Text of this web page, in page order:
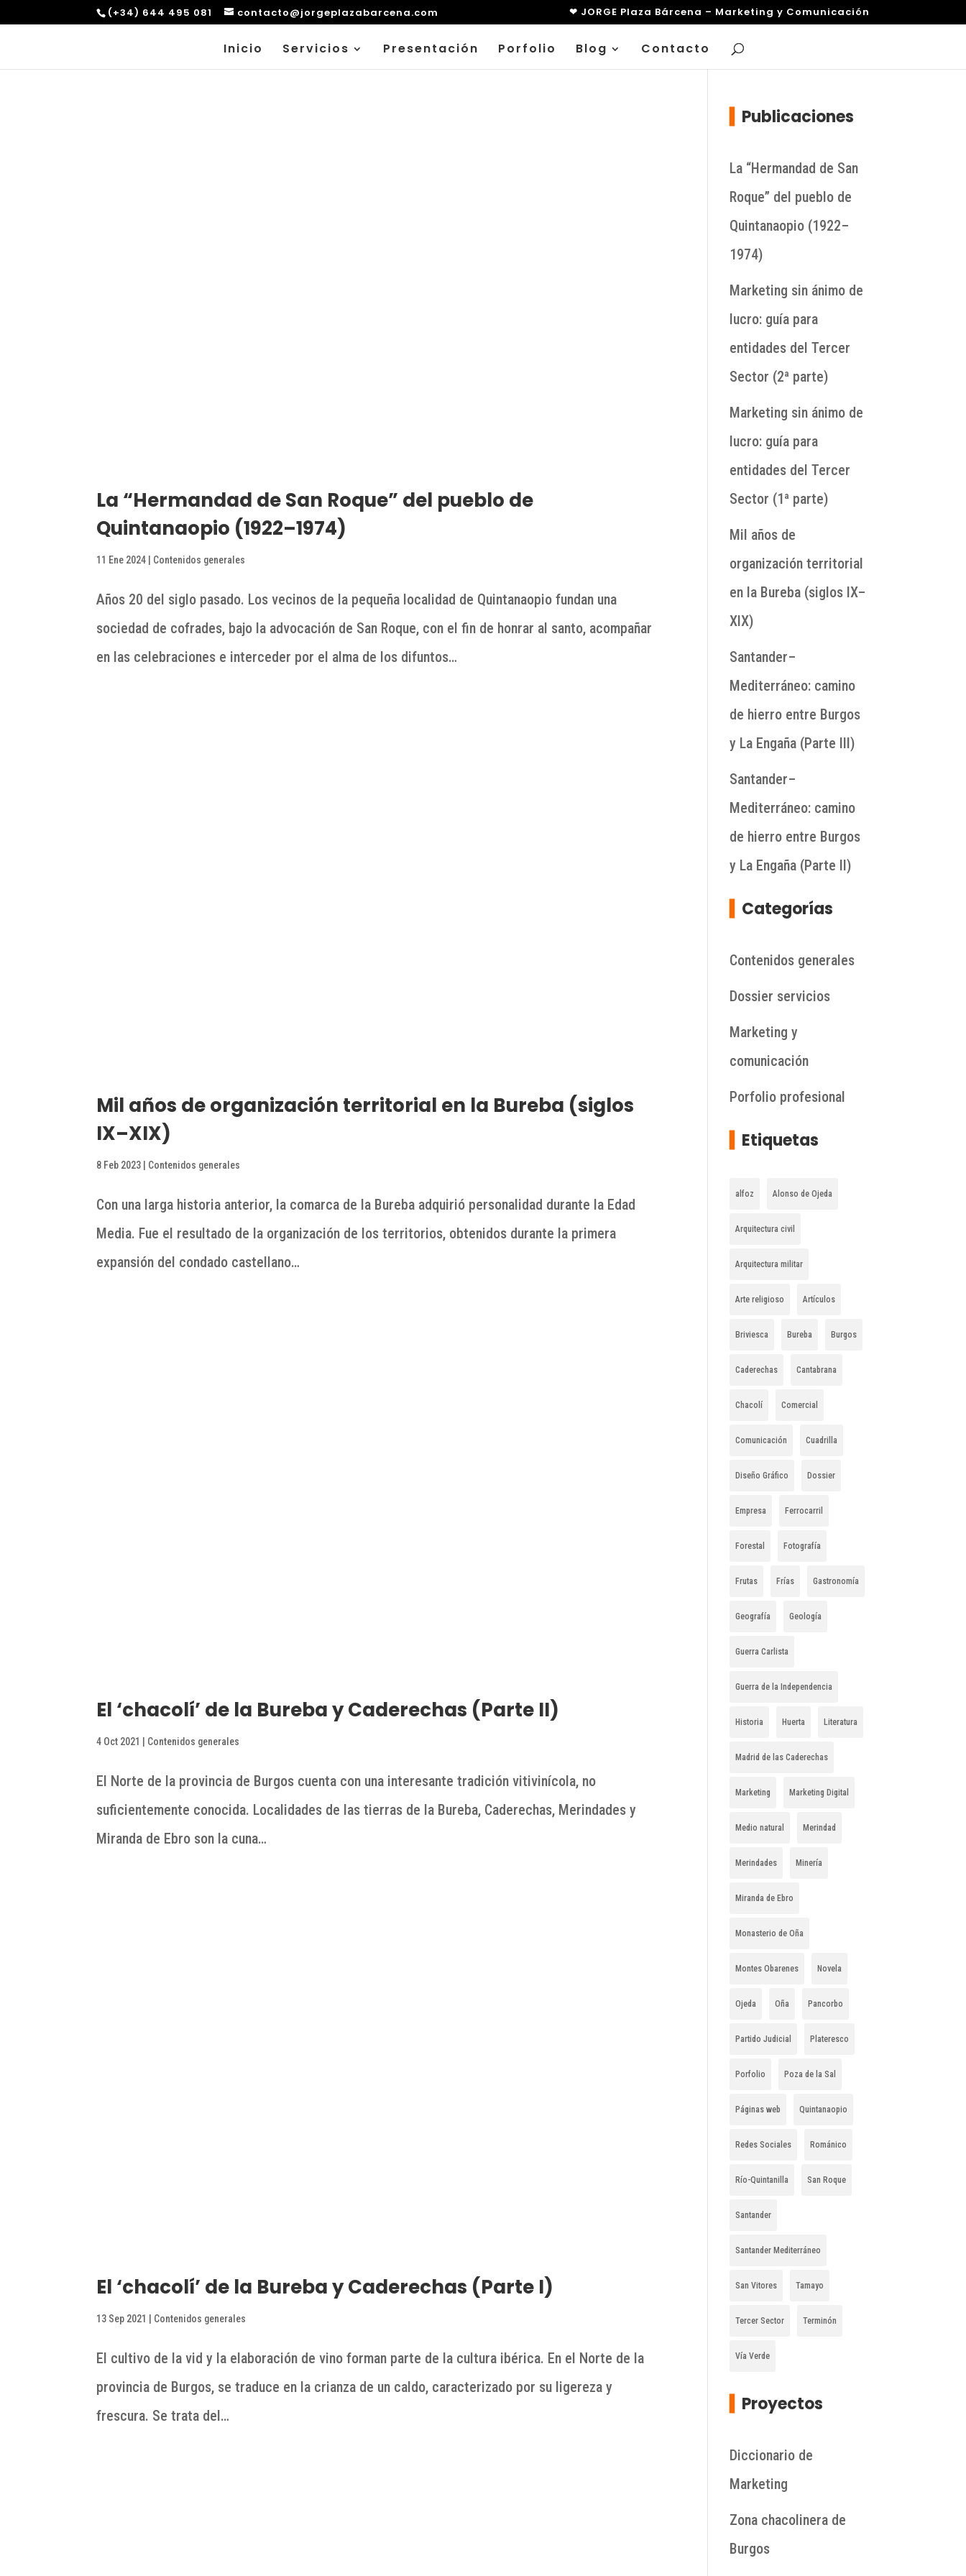
(+34) 644 495 081 contacto@jorgeplazabarcena.com ❤ JORGE Plaza Bárcena – Marketing y Comunicación
Inicio Servicios Presentación Porfolio Blog Contacto
La “Hermandad de San Roque” del pueblo de
Quintanaopio (1922–1974)
11 Ene 2024 Contenidos generales
Años 20 del siglo pasado. Los vecinos de la pequeña localidad de Quintanaopio fundan una
sociedad de cofrades, bajo la advocación de San Roque, con el fin de honrar al santo, acompañar
en las celebraciones e interceder por el alma de los difuntos…
Mil años de organización territorial en la Bureba (siglos
IX–XIX)
8 Feb 2023 | Contenidos generales
Con una larga historia anterior, la comarca de la Bureba adquirió personalidad durante la Edad
Media. Fue el resultado de la organización de los territorios, obtenidos durante la primera
expansión del condado castellano…
El ‘chacolí’ de la Bureba y Caderechas (Parte II)
4 Oct 2021 Contenidos generales
El Norte de la provincia de Burgos cuenta con una interesante tradición vitivinícola, no
suficientemente conocida. Localidades de las tierras de la Bureba, Caderechas, Merindades y
Miranda de Ebro son la cuna…
El ‘chacolí’ de la Bureba y Caderechas (Parte I)
13 Sep 2021 Contenidos generales
El cultivo de la vid y la elaboración de vino forman parte de la cultura ibérica. En el Norte de la
provincia de Burgos, se traduce en la crianza de un caldo, caracterizado por su ligereza y
frescura. Se trata del…
Publicaciones
La “Hermandad de San
Roque” del pueblo de
Quintanaopio (1922–
1974)
Marketing sin ánimo de
lucro: guía para
entidades del Tercer
Sector (2ª parte)
Marketing sin ánimo de
lucro: guía para
entidades del Tercer
Sector (1ª parte)
Mil años de
organización territorial
en la Bureba (siglos IX–
XIX)
Santander–
Mediterráneo: camino
de hierro entre Burgos
y La Engaña (Parte III)
Santander–
Mediterráneo: camino
de hierro entre Burgos
y La Engaña (Parte II)
Categorías
Contenidos generales
Dossier servicios
Marketing y
comunicación
Porfolio profesional
Etiquetas
alfoz Alonso de Ojeda
Arquitectura civil
Arquitectura militar
Arte religioso Artículos
Briviesca Bureba Burgos
Caderechas Cantabrana
Chacolí Comercial
Comunicación Cuadrilla
Diseño Gráfico Dossier
Empresa Ferrocarril
Forestal Fotografía
Frutas Frías Gastronomía
Geografía Geología
Guerra Carlista
Guerra de la Independencia
Historia Huerta Literatura
Madrid de las Caderechas
Marketing Marketing Digital
Medio natural Merindad
Merindades Minería
Miranda de Ebro
Monasterio de Oña
Montes Obarenes Novela
Ojeda Oña Pancorbo
Partido Judicial Plateresco
Porfolio Poza de la Sal
Páginas web Quintanaopio
Redes Sociales Románico
Río-Quintanilla San Roque
Santander
Santander Mediterráneo
San Vitores Tamayo
Tercer Sector Terminón
Vía Verde
Proyectos
Diccionario de
Marketing
Zona chacolinera de
Burgos